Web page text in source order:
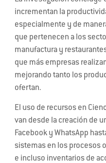
incrementan la
especialmente y de
que pertenecen a los
manufactura y
que más empresas
mejorando tanto los
ofertan.
El uso de recursos en
van desde la creación de
Facebook y WhatsApp
sistemas en los procesos
e incluso inventarios de